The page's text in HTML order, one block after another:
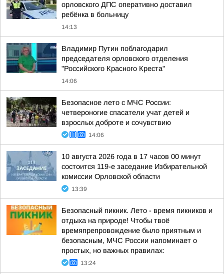
орловского ДПС оперативно доставил
ребёнка в больницу
14:13
Владимир Путин поблагодарил
председателя орловского отделения
"Российского Красного Креста"
14:06
Безопасное лето с МЧС России:
четвероногие спасатели учат детей и
взрослых доброте и сочувствию
14:06
10 августа 2026 года в 17 часов 00 минут
состоится 119-е заседание Избирательной
комиссии Орловской области
13:39
Безопасный пикник. Лето - время пикников и
отдыха на природе! Чтобы твоё
времяпрепровождение было приятным и
безопасным, МЧС России напоминает о
простых, но важных правилах:
13:24